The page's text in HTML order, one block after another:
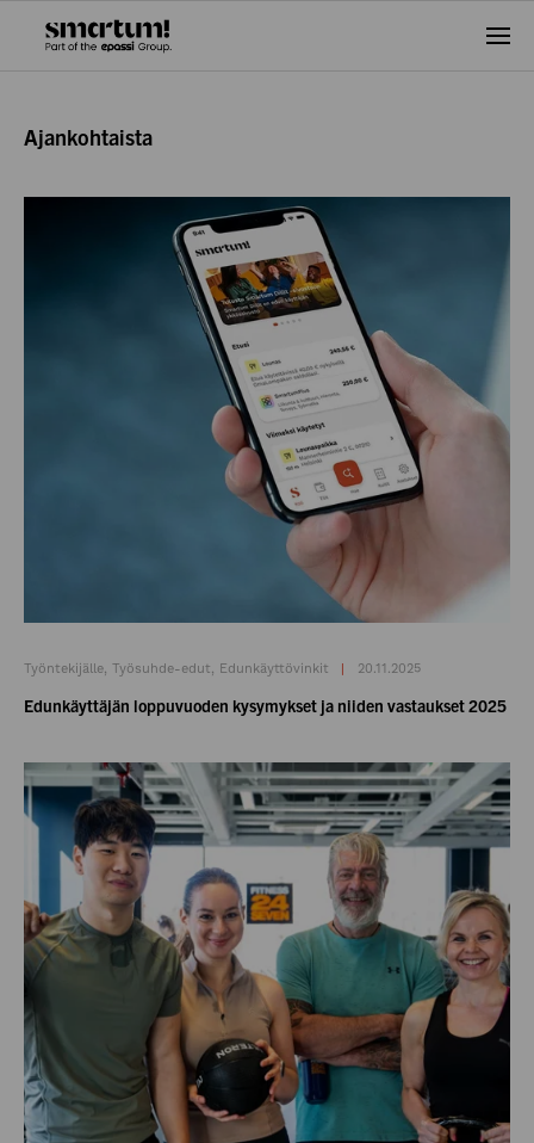
Ajankohtaista
Edunkäyttäjän loppuvuoden kysymykset ja niiden vastaukset 2025
Työntekijälle, Työsuhde-edut, Edunkäyttövinkit 20.11.2025